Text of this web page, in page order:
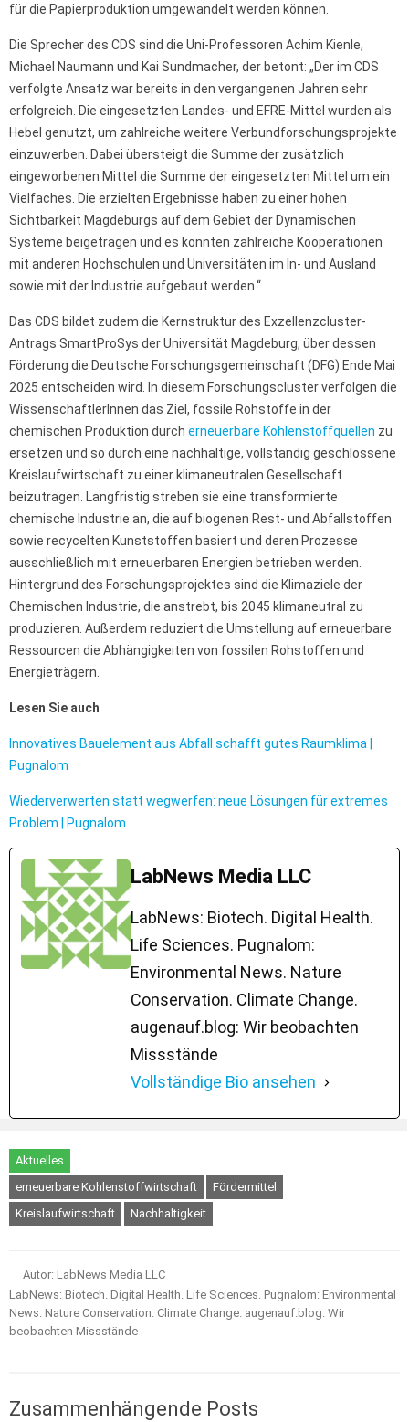
für die Papierproduktion umgewandelt werden können.
Die Sprecher des CDS sind die Uni-Professoren Achim Kienle,
Michael Naumann und Kai Sundmacher, der betont: „Der im CDS
verfolgte Ansatz war bereits in den vergangenen Jahren sehr
erfolgreich. Die eingesetzten Landes- und EFRE-Mittel wurden als
Hebel genutzt, um zahlreiche weitere Verbundforschungsprojekte
einzuwerben. Dabei übersteigt die Summe der zusätzlich
eingeworbenen Mittel die Summe der eingesetzten Mittel um ein
Vielfaches. Die erzielten Ergebnisse haben zu einer hohen
Sichtbarkeit Magdeburgs auf dem Gebiet der Dynamischen
Systeme beigetragen und es konnten zahlreiche Kooperationen
mit anderen Hochschulen und Universitäten im In- und Ausland
sowie mit der Industrie aufgebaut werden.“
Das CDS bildet zudem die Kernstruktur des Exzellenzcluster-
Antrags SmartProSys der Universität Magdeburg, über dessen
Förderung die Deutsche Forschungsgemeinschaft (DFG) Ende Mai
2025 entscheiden wird. In diesem Forschungscluster verfolgen die
WissenschaftlerInnen das Ziel, fossile Rohstoffe in der
chemischen Produktion durch erneuerbare Kohlenstoffquellen zu
ersetzen und so durch eine nachhaltige, vollständig geschlossene
Kreislaufwirtschaft zu einer klimaneutralen Gesellschaft
beizutragen. Langfristig streben sie eine transformierte
chemische Industrie an, die auf biogenen Rest- und Abfallstoffen
sowie recycelten Kunststoffen basiert und deren Prozesse
ausschließlich mit erneuerbaren Energien betrieben werden.
Hintergrund des Forschungsprojektes sind die Klimaziele der
Chemischen Industrie, die anstrebt, bis 2045 klimaneutral zu
produzieren. Außerdem reduziert die Umstellung auf erneuerbare
Ressourcen die Abhängigkeiten von fossilen Rohstoffen und
Energieträgern.
Lesen Sie auch
Innovatives Bauelement aus Abfall schafft gutes Raumklima |
Pugnalom
Wiederverwerten statt wegwerfen: neue Lösungen für extremes
Problem | Pugnalom
LabNews Media LLC
LabNews: Biotech. Digital Health.
Life Sciences. Pugnalom:
Environmental News. Nature
Conservation. Climate Change.
augenauf.blog: Wir beobachten
Missstände
Vollständige Bio ansehen
Aktuelles
erneuerbare Kohlenstoffwirtschaft
Fördermittel
Kreislaufwirtschaft
Nachhaltigkeit
Autor: LabNews Media LLC
LabNews: Biotech. Digital Health. Life Sciences. Pugnalom: Environmental
News. Nature Conservation. Climate Change. augenauf.blog: Wir
beobachten Missstände
Zusammenhängende Posts